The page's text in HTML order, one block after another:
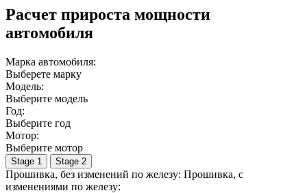
Расчет прироста мощности
автомобиля
Марка автомобиля:
Выберете марку
Модель:
Выберите модель
Год:
Выберите год
Мотор:
Выберите мотор
Stage 1 Stage 2
Прошивка, без изменений по железу: Прошивка, c
изменениями по железу: